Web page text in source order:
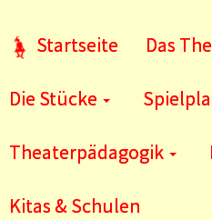
Startseite Das
Die Stücke
Theaterpädagogik
Kitas & Schulen